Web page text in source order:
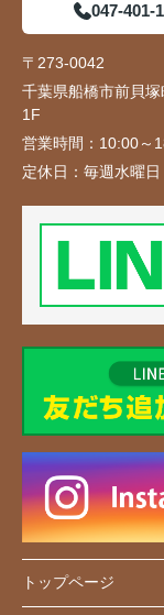
047-401-
〒273-0042
千葉県船橋市前貝
1F
営業時間： 10:00～
定休日： 毎週水曜
トップページ